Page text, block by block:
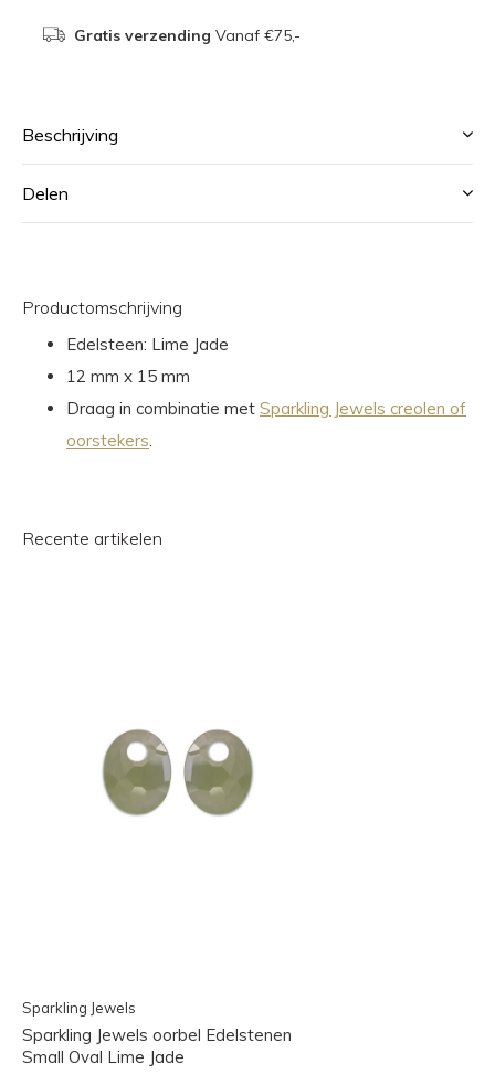
Gratis verzending Vanaf €75,-
Beschrijving
Delen
Productomschrijving
Edelsteen: Lime Jade
12 mm x 15 mm
Draag in combinatie met Sparkling Jewels creolen of
oorstekers
Recente artikelen
Sparkling Jewels
Sparkling Jewels oorbel Edelstenen
Small Oval Lime Jade